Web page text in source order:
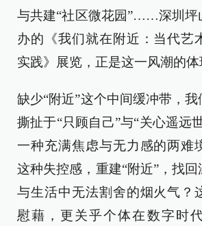
与共建“社区微花园”……深圳坪
办的《我们就在附近：当代艺
实践》展览，正是这一风潮的体
缺少“附近”这个中间缓冲带，
撕扯于“只顾自己”与“关心遥远
一种充满焦虑与无力感的两难
这种失控感，重建“附近”，找
与生活中无法割舍的烟火气？
慰藉，更关乎个体在数字时